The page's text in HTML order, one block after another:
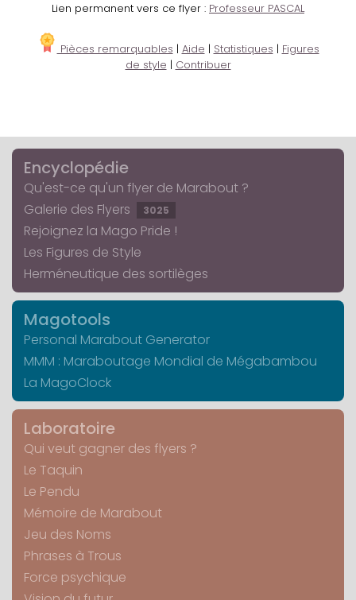
Lien permanent vers ce flyer : Professeur PASCAL
Pièces remarquables | Aide | Statistiques | Figures
de style | Contribuer
Encyclopédie
Qu'est-ce qu'un flyer de Marabout ?
Galerie des Flyers
3025
Rejoignez la Mago Pride !
Les Figures de Style
Herméneutique des sortilèges
Magotools
Personal Marabout Generator
MMM : Maraboutage Mondial de Mégabambou
La MagoClock
Laboratoire
Qui veut gagner des flyers ?
Le Taquin
Le Pendu
Mémoire de Marabout
Jeu des Noms
Phrases à Trous
Force psychique